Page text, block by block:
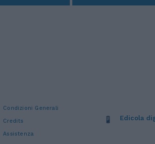
Condizioni Generali
Credits
Assistenza
Edicola